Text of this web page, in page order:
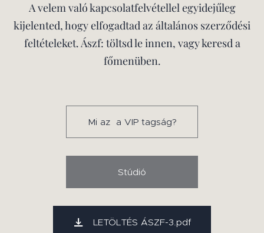
A velem való kapcsolatfelvétellel egyidejűleg
kijelented, hogy elfogadtad az általános szerződési
feltételeket. Ászf: töltsd le innen, vagy keresd a
főmenüben.
Mi az a VIP tagság?
Stúdió
LETÖLTÉS ÁSZF-3.pdf